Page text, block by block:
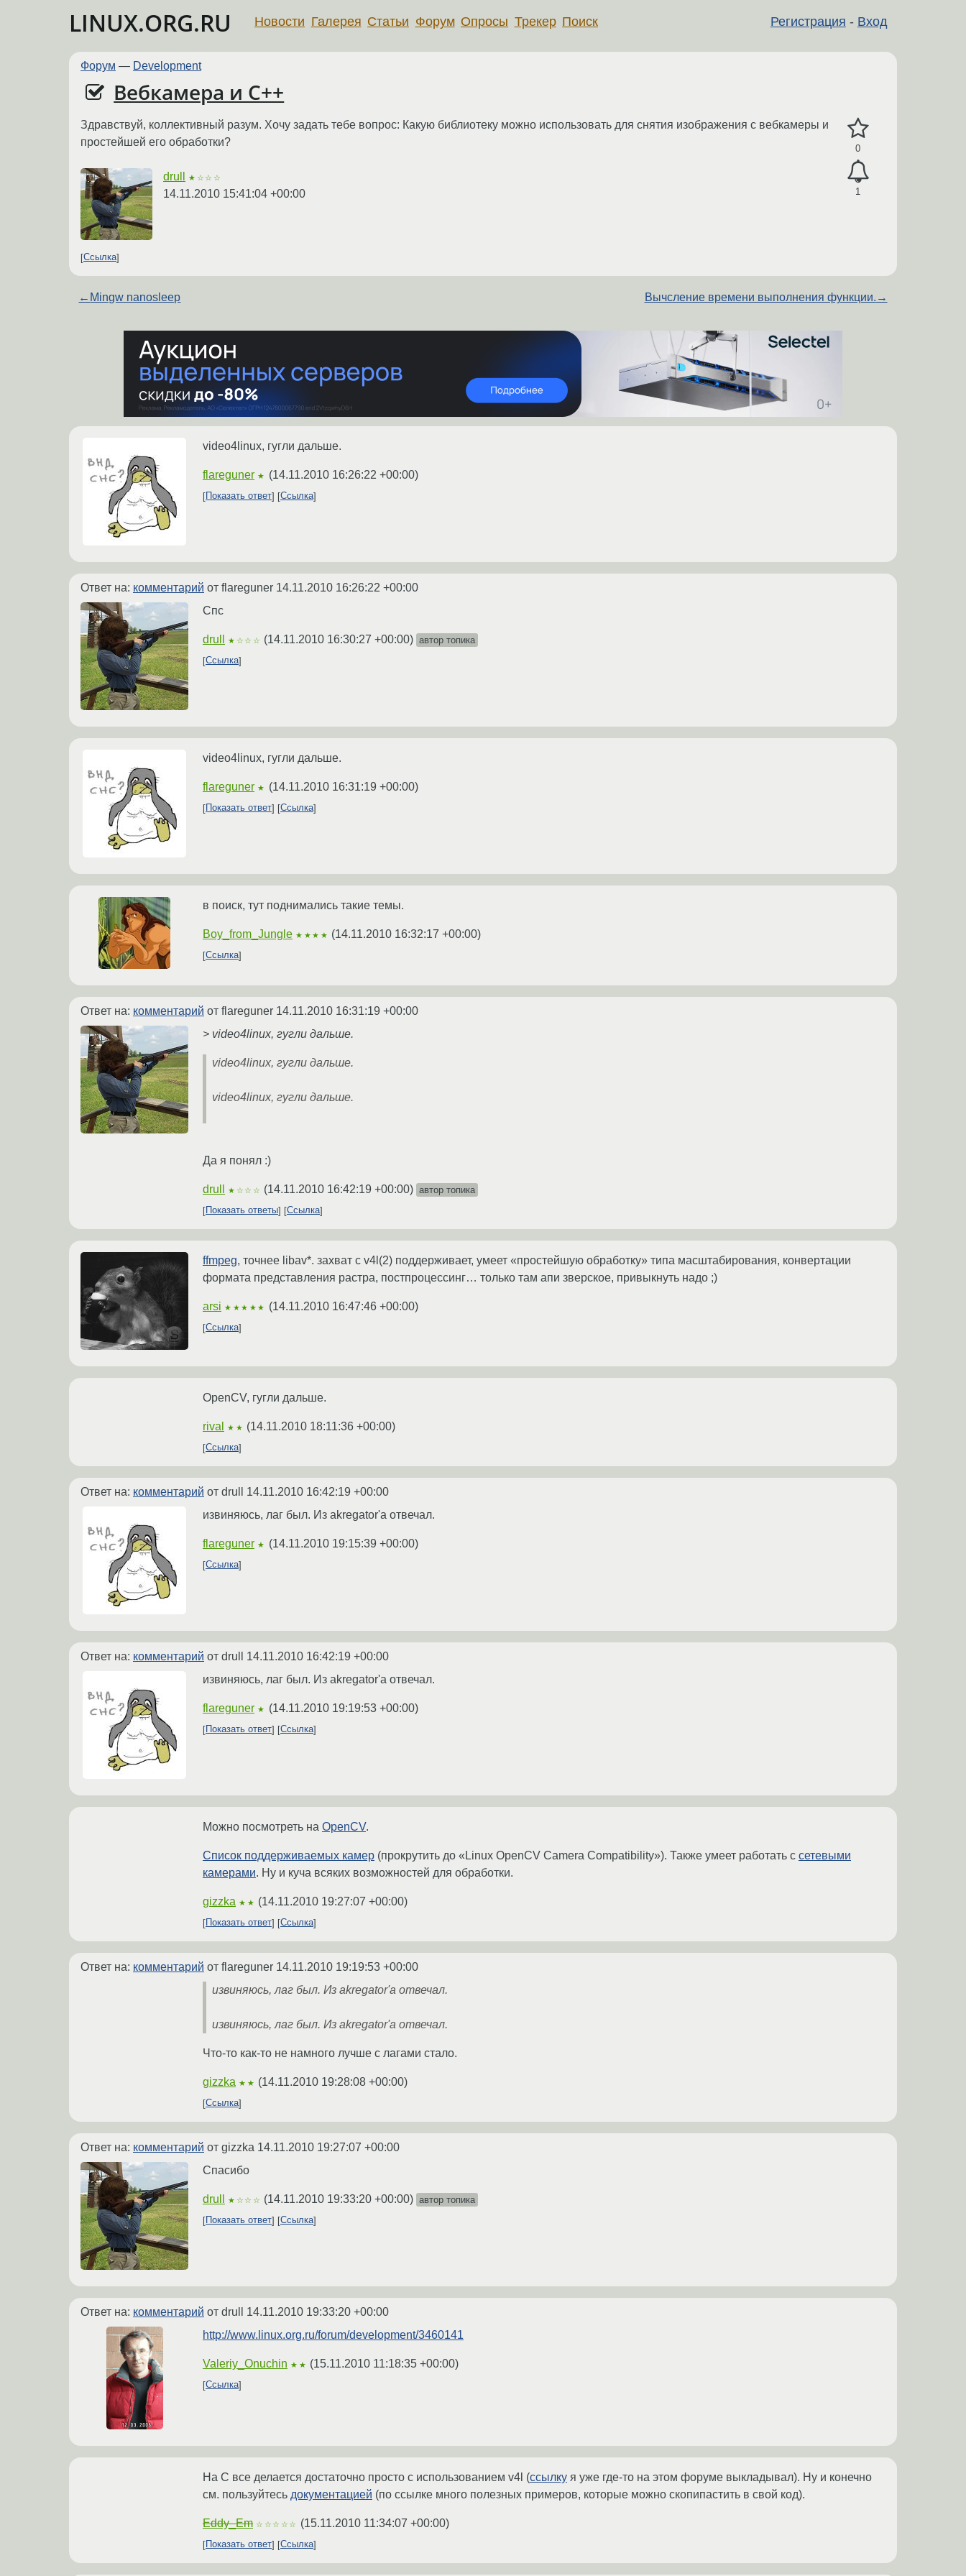
LINUX.ORG.RU Регистрация - Вход
Новости Галерея Статьи Форум Опросы Трекер Поиск
Форум — Development
Вебкамера и C++
0
1
Здравствуй, коллективный разум. Хочу задать тебе вопрос: Какую библиотеку можно использовать для снятия изображения с вебкамеры и
простейшей его обработки?
drull ★☆☆☆
14.11.2010 15:41:04 +00:00
Ссылка
← Mingw nanosleep Вычсление времени выполнения функции. →
video4linux, гугли дальше.
flareguner ★ (14.11.2010 16:26:22 +00:00)
Показать ответ Ссылка
Ответ на: комментарий от flareguner 14.11.2010 16:26:22 +00:00
Спс
drull ★☆☆☆ (14.11.2010 16:30:27 +00:00) автор топика
Ссылка
video4linux, гугли дальше.
flareguner ★ (14.11.2010 16:31:19 +00:00)
Показать ответ Ссылка
в поиск, тут поднимались такие темы.
Boy_from_Jungle ★★★★ (14.11.2010 16:32:17 +00:00)
Ссылка
Ответ на: комментарий от flareguner 14.11.2010 16:31:19 +00:00
> video4linux, гугли дальше.
video4linux, гугли дальше.
video4linux, гугли дальше.
Да я понял :)
drull ★☆☆☆ (14.11.2010 16:42:19 +00:00) автор топика
Показать ответы
Ссылка
ffmpeg, точнее libav*. захват с v4l(2) поддерживает, умеет «простейшую обработку» типа масштабирования, конвертации
формата представления растра, постпроцессинг… только там апи зверское, привыкнуть надо ;)
arsi ★★★★★ (14.11.2010 16:47:46 +00:00)
Ссылка
OpenCV, гугли дальше.
rival ★★ (14.11.2010 18:11:36 +00:00)
Ссылка
Ответ на: комментарий от drull 14.11.2010 16:42:19 +00:00
извиняюсь, лаг был. Из akregator'а отвечал.
flareguner ★ (14.11.2010 19:15:39 +00:00)
Ссылка
Ответ на: комментарий от drull 14.11.2010 16:42:19 +00:00
извиняюсь, лаг был. Из akregator'а отвечал.
flareguner ★ (14.11.2010 19:19:53 +00:00)
Показать ответ Ссылка
Можно посмотреть на OpenCV.
Список поддерживаемых камер (прокрутить до «Linux OpenCV Camera Compatibility»). Также умеет работать с сетевыми
камерами. Ну и куча всяких возможностей для обработки.
gizzka ★★ (14.11.2010 19:27:07 +00:00)
Показать ответ Ссылка
Ответ на: комментарий от flareguner 14.11.2010 19:19:53 +00:00
извиняюсь, лаг был. Из akregator'а отвечал.
извиняюсь, лаг был. Из akregator'а отвечал.
Что-то как-то не намного лучше с лагами стало.
gizzka ★★ (14.11.2010 19:28:08 +00:00)
Ссылка
Ответ на: комментарий от gizzka 14.11.2010 19:27:07 +00:00
Спасибо
drull ★☆☆☆ (14.11.2010 19:33:20 +00:00) автор топика
Показать ответ
Ссылка
Ответ на: комментарий от drull 14.11.2010 19:33:20 +00:00
http://www.linux.org.ru/forum/development/3460141
Valeriy_Onuchin ★★ (15.11.2010 11:18:35 +00:00)
Ссылка
На С все делается достаточно просто с использованием v4l (ссылку я уже где-то на этом форуме выкладывал). Ну и конечно
см. пользуйтесь документацией (по ссылке много полезных примеров, которые можно скопипастить в свой код).
Eddy_Em ☆☆☆☆☆ (15.11.2010 11:34:07 +00:00)
Показать ответ Ссылка